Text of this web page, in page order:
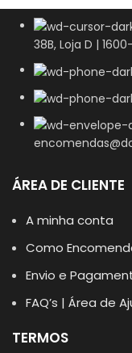
38B, Loja D |
ÁREA DE CLIENTE
A minha conta
Como
Envio e
FAQ’s | Área de
TERMOS